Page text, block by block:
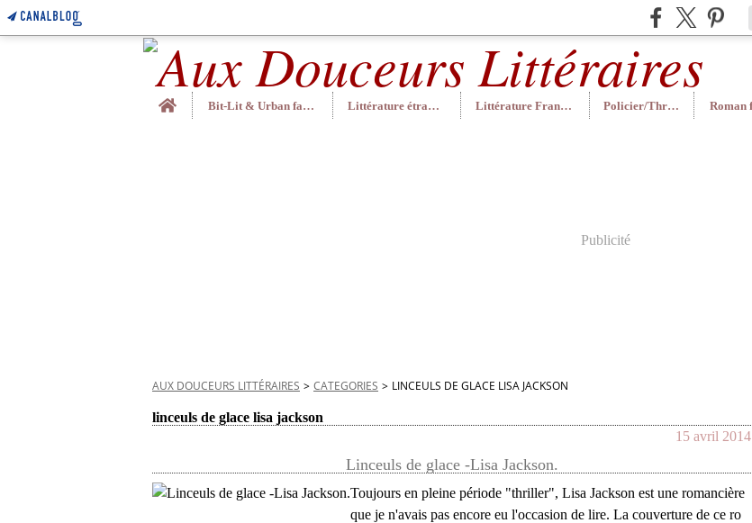
Home
Bit-Lit & Urban fantasy Littérature étrangère Littérature Française Policier/Thriller
Publicité
AUX DOUCEURS LITTÉRAIRES > CATEGORIES > LINCEULS DE GLACE LISA JACKSON
linceuls de glace lisa jackson
15 avril 2014
Linceuls de glace -Lisa Jackson.
Toujours en pleine période "thriller", Lisa Jackson est une romancière
que je n'avais pas encore eu l'occasion de lire. La couverture de ce ro